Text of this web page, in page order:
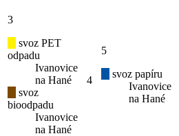
3
svoz PET
odpadu
Ivanovice
na Hané
svoz
bioodpadu
Ivanovice
na Hané
4
5
svoz papíru
Ivanovice
na Hané